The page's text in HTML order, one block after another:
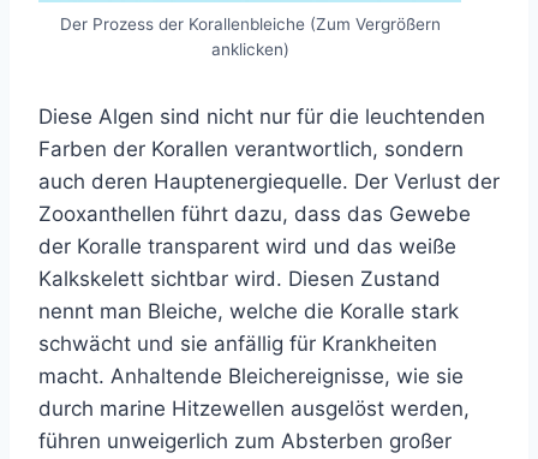
Der Prozess der Korallenbleiche (Zum Vergrößern
anklicken)
Diese Algen sind nicht nur für die leuchtenden
Farben der Korallen verantwortlich, sondern
auch deren Hauptenergiequelle. Der Verlust der
Zooxanthellen führt dazu, dass das Gewebe
der Koralle transparent wird und das weiße
Kalkskelett sichtbar wird. Diesen Zustand
nennt man Bleiche, welche die Koralle stark
schwächt und sie anfällig für Krankheiten
macht. Anhaltende Bleichereignisse, wie sie
durch marine Hitzewellen ausgelöst werden,
führen unweigerlich zum Absterben großer